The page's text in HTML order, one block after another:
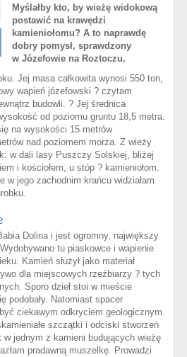
Myślałby kto, by wieżę widokową
postawić na krawędzi
kamieniołomu? A to naprawdę
dobry pomysł, sprawdzony
w Józefowie na Roztoczu.
Jej masa całkowita wynosi 550 ton,
wapień józefowski ? czytam
budowli. ? Jej średnica
od poziomu gruntu 18,5 metra.
na wysokości 15 metrów
nad poziomem morza. Z wieży
w dali lasy Puszczy Solskiej, bliżej
i kościołem, u stóp ? kamieniołom.
w jego zachodnim krańcu widziałam
Dolina i jest ogromny, największy
tu piaskowce i wapienie
Kamień służył jako materiał
dla miejscowych rzeźbiarzy ? tych
Sporo dzieł stoi w mieście
podobały. Natomiast spacer
ciekawym odkryciem geologicznym.
szczątki i odciski stworzeń
w jednym z kamieni budujących wieżę
pradawną muszelkę. Prowadzi